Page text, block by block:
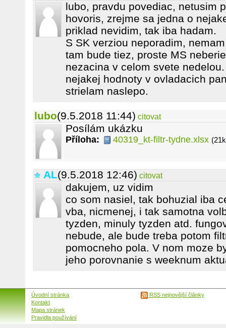
lubo, pravdu povediac, netusim
hovoris, zrejme sa jedna o
priklad nevidim, tak iba hadam.
S SK verziou neporadim,
tam bude tiez, proste MS
nezacina v celom svete
nejakej hodnoty v ovladacich
strielam naslepo.
lubo(9.5.2018 11:44) citovat
Posílám ukázku
Příloha: 40319_kt-filtr-tydne.xlsx
AL(9.5.2018 12:46) citovat
dakujem, uz vidim
co som nasiel, tak bohuzial iba
vba, nicmenej, i tak samotna
tyzden, minuly tyzden atd.
nebude, ale bude treba potom
pomocneho pola. V nom moze
jeho porovnanie s weeknum
Úvodní stránka
Kontakt
Mapa stránek
Pravidla používání
RSS nejnovější články